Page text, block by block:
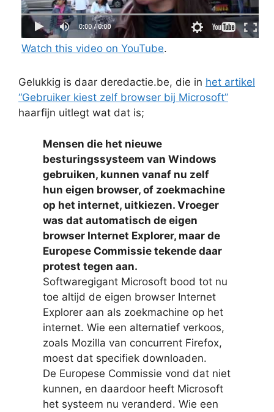
Watch this video on YouTube.
Gelukkig is daar deredactie.be, die in het artikel
“Gebruiker kiest zelf browser bij Microsoft”
haarfijn uitlegt wat dat is;
Mensen die het nieuwe
besturingssysteem van Windows
gebruiken, kunnen vanaf nu zelf
hun eigen browser, of zoekmachine
op het internet, uitkiezen. Vroeger
was dat automatisch de eigen
browser Internet Explorer, maar de
Europese Commissie tekende daar
protest tegen aan.
Softwaregigant Microsoft bood tot nu
toe altijd de eigen browser Internet
Explorer aan als zoekmachine op het
internet. Wie een alternatief verkoos,
zoals Mozilla van concurrent Firefox,
moest dat specifiek downloaden.
De Europese Commissie vond dat niet
kunnen, en daardoor heeft Microsoft
het systeem nu veranderd. Wie een